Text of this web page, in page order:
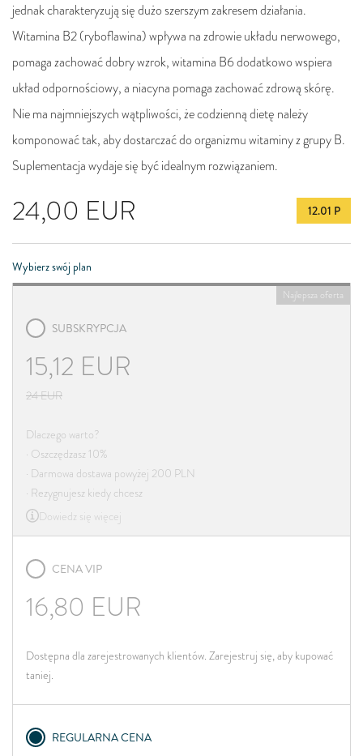
24,00 EUR 12.01 P
jednak charakteryzują się dużo szerszym zakresem działania.
Witamina B2 (ryboflawina) wpływa na zdrowie układu nerwowego,
pomaga zachować dobry wzrok, witamina B6 dodatkowo wspiera
układ odpornościowy, a niacyna pomaga zachować zdrową skórę.
Nie ma najmniejszych wątpliwości, że codzienną dietę należy
komponować tak, aby dostarczać do organizmu witaminy z grupy B.
Suplementacja wydaje się być idealnym rozwiązaniem.
Wybierz swój plan
Najlepsza oferta
SUBSKRYPCJA
15,12 EUR
24EUR
Dlaczego warto?
· Oszczędzasz 10%
· Darmowa dostawa powyżej 200 PLN
· Rezygnujesz kiedy chcesz
Dowiedz się więcej
CENA VIP
16,80 EUR
Dostępna dla zarejestrowanych klientów. Zarejestruj się, aby kupować
taniej.
REGULARNA CENA